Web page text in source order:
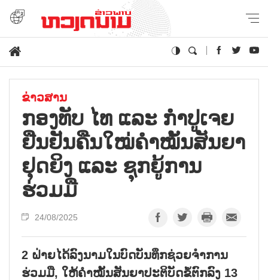
ຂ່າວສານ
ກອງທັບ ໄທ ແລະ ກຳປູເຈຍ
ຢືນຢັນຄືນໃໝ່ຄຳໝັ້ນສັນຍາ
ຢຸດຍິງ ແລະ ຊຸກຍູ້ການ
ຮ່ວມມື
24/08/2025
2 ຝ່າຍໄດ້ລົງນາມໃນບົດບັນທຶກຊ່ວຍຈຳການ
ຮ່ວມມື, ໃຫ້ຄຳໝັ້ນສັນຍາປະຕິບັດຂໍ້ຕົກລົງ 13